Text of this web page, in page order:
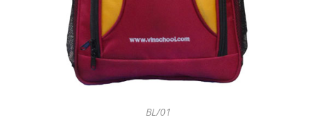
BL/01